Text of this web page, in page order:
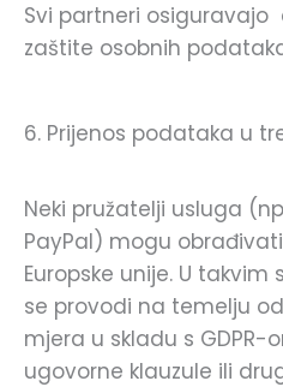
Svi partneri
zaštite osobnih
6. Prijenos podataka u
Neki pružatelji usluga
PayPal) mogu
Europske unije. U
se provodi na temelju
mjera u skladu s
ugovorne klauzule ili